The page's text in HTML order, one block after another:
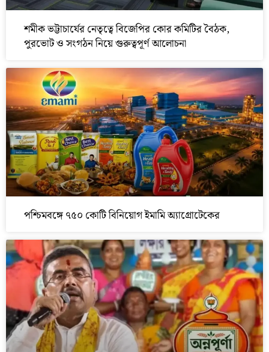
শমীক ভট্টাচার্যের নেতৃত্বে বিজেপির কোর কমিটির বৈঠক,
পুরভোট ও সংগঠন নিয়ে গুরুত্বপূর্ণ আলোচনা
পশ্চিমবঙ্গে ৭৫০ কোটি বিনিয়োগ ইমামি অ্যাগ্রোটেকের